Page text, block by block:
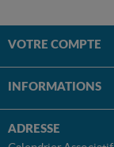
VOTRE COMPTE
INFORMATIONS
ADRESSE